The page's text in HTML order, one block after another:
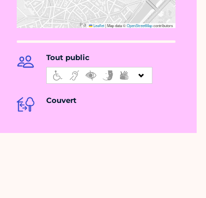
Leaflet|Map data ©OpenStreetMapcontributors
Tout public
Couvert